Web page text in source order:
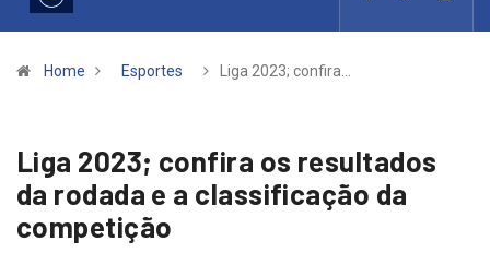
Home Esportes Liga 2023; confira…
Liga 2023; confira os resultados
da rodada e a classificação da
competição